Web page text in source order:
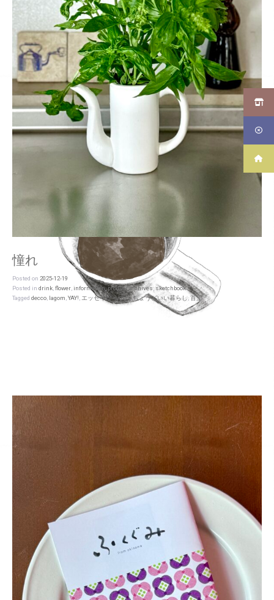
憧れ
Posted on 2025-12-19
Posted in drink,flower, information,product archives,sketchbook
Tagged decco, lagom,YAY!,エッセイなうつわ,ちょうどいい暮らし,首里